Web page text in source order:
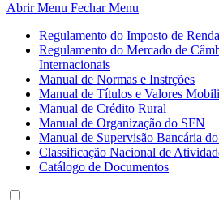
Abrir Menu Fechar Menu
Regulamento do Imposto de Renda
Regulamento do Mercado de
Internacionais
Manual de Normas e Instrções
Manual de Títulos e Valores
Manual de Crédito Rural
Manual de Organização do SFN
Manual de Supervisão Bancária
Classificação Nacional de
Catálogo de Documentos